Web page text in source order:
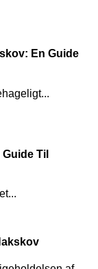
En Guide
Til